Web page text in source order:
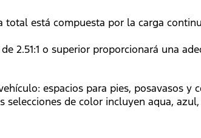
está compuesta por la carga
2.51:1 o superior proporcionará una
espacios para pies, posavasos y
de color incluyen aqua,